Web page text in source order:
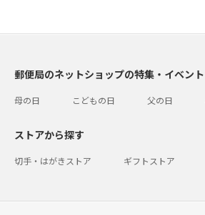
郵便局のネットショップの特集・イベント
母の日 こどもの日 父の日
ストアから探す
切手・はがきストア ギフトストア